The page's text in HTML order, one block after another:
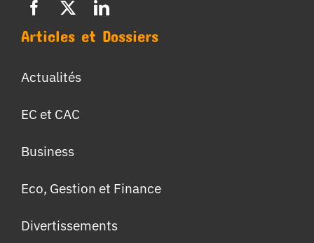
Articles et Dossiers
Actualités
EC et CAC
Business
Eco, Gestion et Finance
Divertissements